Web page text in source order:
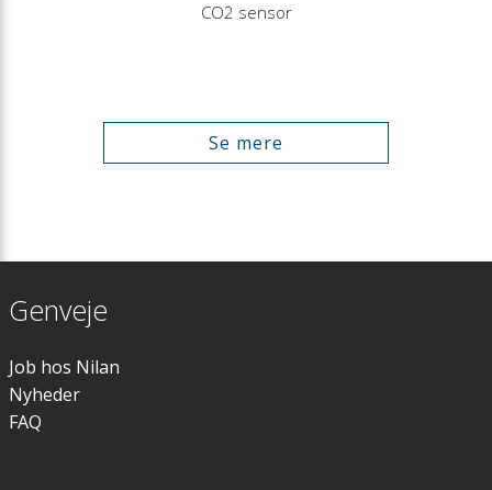
CO2 sensor
Se mere
Genveje
Job hos Nilan
Nyheder
FAQ